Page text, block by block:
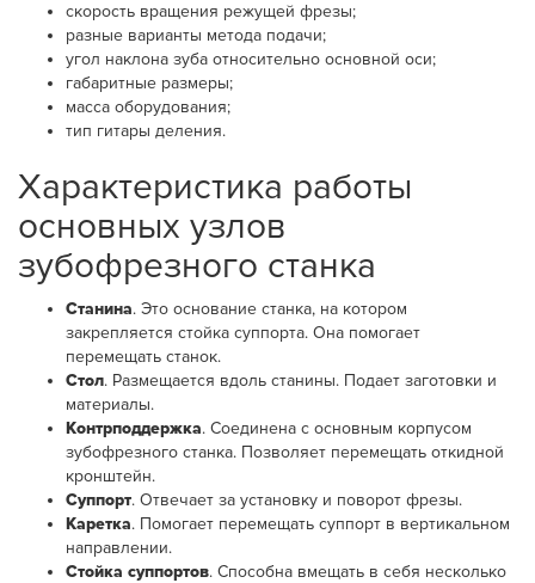
скорость вращения режущей фрезы;
разные варианты метода подачи;
угол наклона зуба относительно основной оси;
габаритные размеры;
масса оборудования;
тип гитары деления.
Характеристика работы
основных узлов
зубофрезного станка
Станина. Это основание станка, на котором
закрепляется стойка суппорта. Она помогает
перемещать станок.
Стол. Размещается вдоль станины. Подает заготовки и
материалы.
Контрподдержка. Соединена с основным корпусом
зубофрезного станка. Позволяет перемещать откидной
кронштейн.
Суппорт. Отвечает за установку и поворот фрезы.
Каретка. Помогает перемещать суппорт в вертикальном
направлении.
Стойка суппортов. Способна вмещать в себя несколько